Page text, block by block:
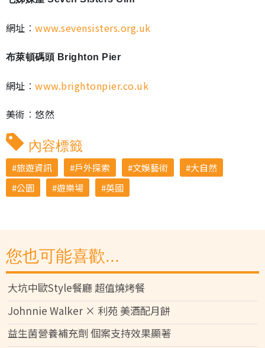
網址︰www.sevensisters.org.uk
布萊頓碼頭 Brighton Pier
網址︰www.brightonpier.co.uk
美術︰悠然
內容標籤
旅遊資訊 戶外探索 文娛藝術
大自然
公園
遊樂場 英國
您也可能喜歡...
大坑中歐Style餐廳 超值燒烤餐
Johnnie Walker × 利苑 美酒配月餅
益生菌營養補充劑 個案支持效果顯著